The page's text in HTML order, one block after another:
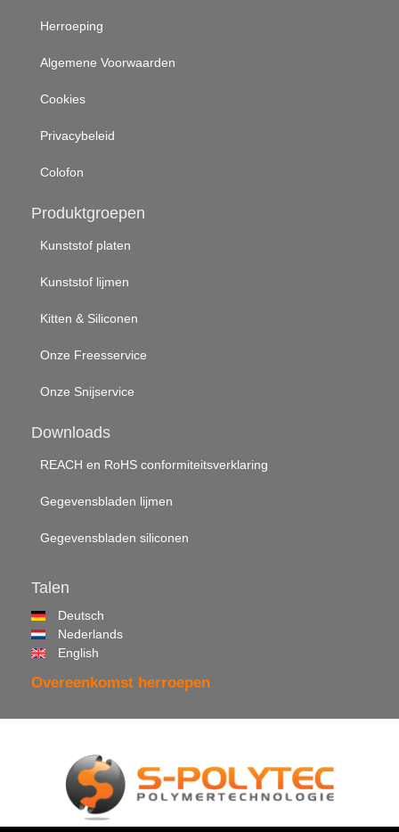
Herroeping
Algemene Voorwaarden
Cookies
Privacybeleid
Colofon
Produktgroepen
Kunststof platen
Kunststof lijmen
Kitten & Siliconen
Onze Freesservice
Onze Snijservice
Downloads
REACH en RoHS conformiteitsverklaring
Gegevensbladen lijmen
Gegevensbladen siliconen
Talen
Deutsch
Nederlands
English
Overeenkomst herroepen